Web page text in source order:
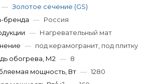
— Золотое сечение (GS)
бренда — Россия
— Нагревательный мат
— под керамогранит, под плитку
обогрева, М2 — 8
мощность, Вт — 1280